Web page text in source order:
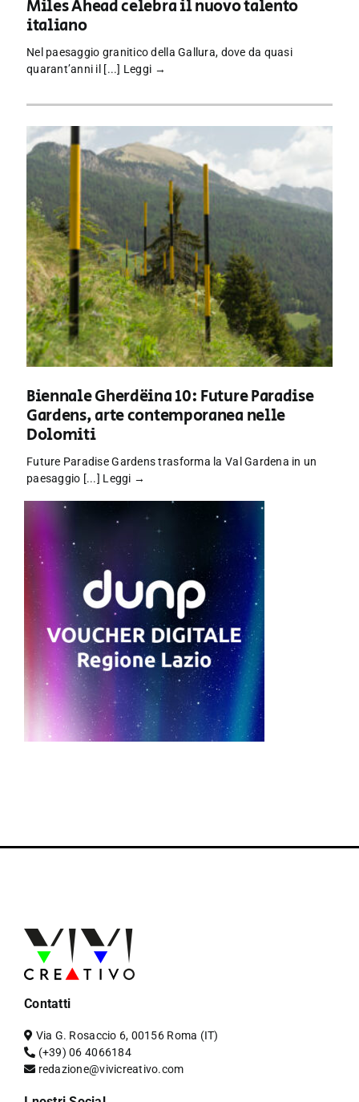
Miles Ahead celebra il nuovo talento
italiano
Nel paesaggio granitico della Gallura, dove da quasi
quarant’anni il [...] Leggi →
Biennale Gherdëina 10: Future Paradise
Gardens, arte contemporanea nelle
Dolomiti
Future Paradise Gardens trasforma la Val Gardena in un
paesaggio [...] Leggi →
Contatti
Via G. Rosaccio 6, 00156 Roma (IT)
(+39) 06 4066184
redazione@vivicreativo.com